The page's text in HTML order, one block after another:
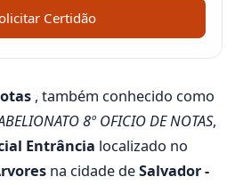
Certidão
, também conhecido como
8º OFICIO DE NOTAS,
Entrância localizado no
na cidade deSalvador -